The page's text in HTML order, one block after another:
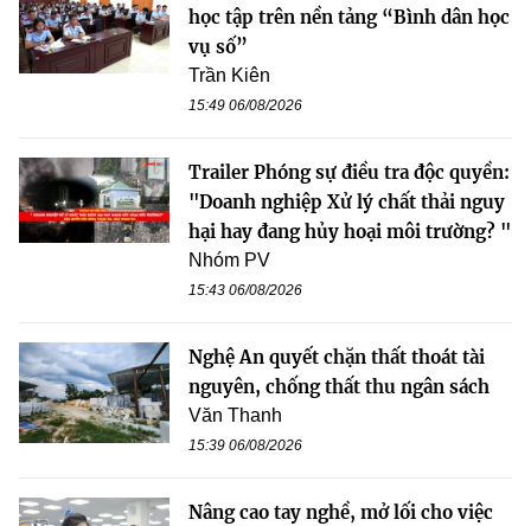
học tập trên nền tảng “Bình dân học
vụ số”
Trần Kiên
15:49 06/08/2026
Trailer Phóng sự điều tra độc quyền:
"Doanh nghiệp Xử lý chất thải nguy
hại hay đang hủy hoại môi trường? "
Nhóm PV
15:43 06/08/2026
Nghệ An quyết chặn thất thoát tài
nguyên, chống thất thu ngân sách
Văn Thanh
15:39 06/08/2026
Nâng cao tay nghề, mở lối cho việc